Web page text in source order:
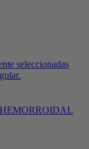
seleccionadas